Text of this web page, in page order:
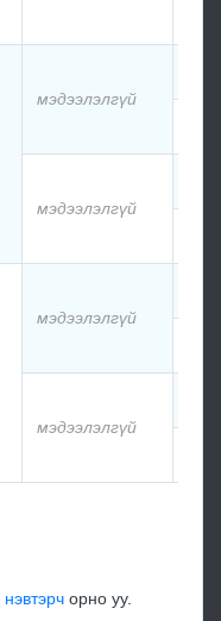
мэдээлэлгүй
мэдээлэлгүй
мэдээлэлгүй
мэдээлэлгүй
нэвтэрч орно уу.